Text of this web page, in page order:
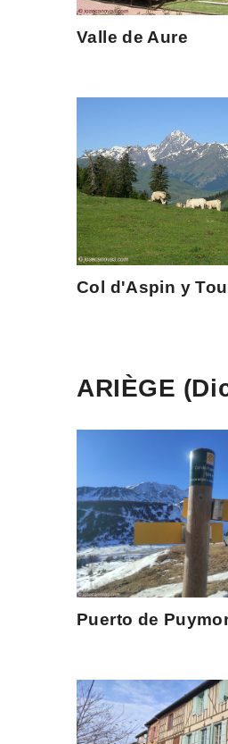
Valle de Aure
Col d'Aspin y
ARIÈGE
Puerto de